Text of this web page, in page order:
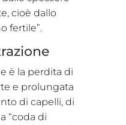
cioè dallo
fertile”.
è la perdita di
e prolungata
di capelli, di
“coda di